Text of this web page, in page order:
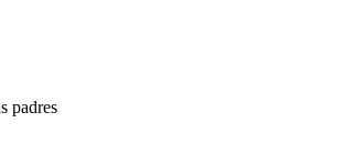
padres